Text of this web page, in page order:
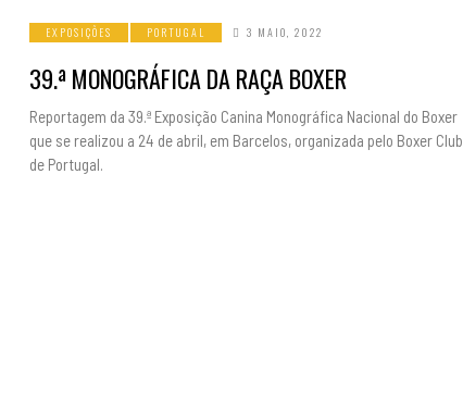
EXPOSIÇÕES PORTUGAL 3 MAIO, 2022
39.ª MONOGRÁFICA DA RAÇA BOXER
Reportagem da 39.ª Exposição Canina Monográfica Nacional do Boxer
que se realizou a 24 de abril, em Barcelos, organizada pelo Boxer Club
de Portugal.